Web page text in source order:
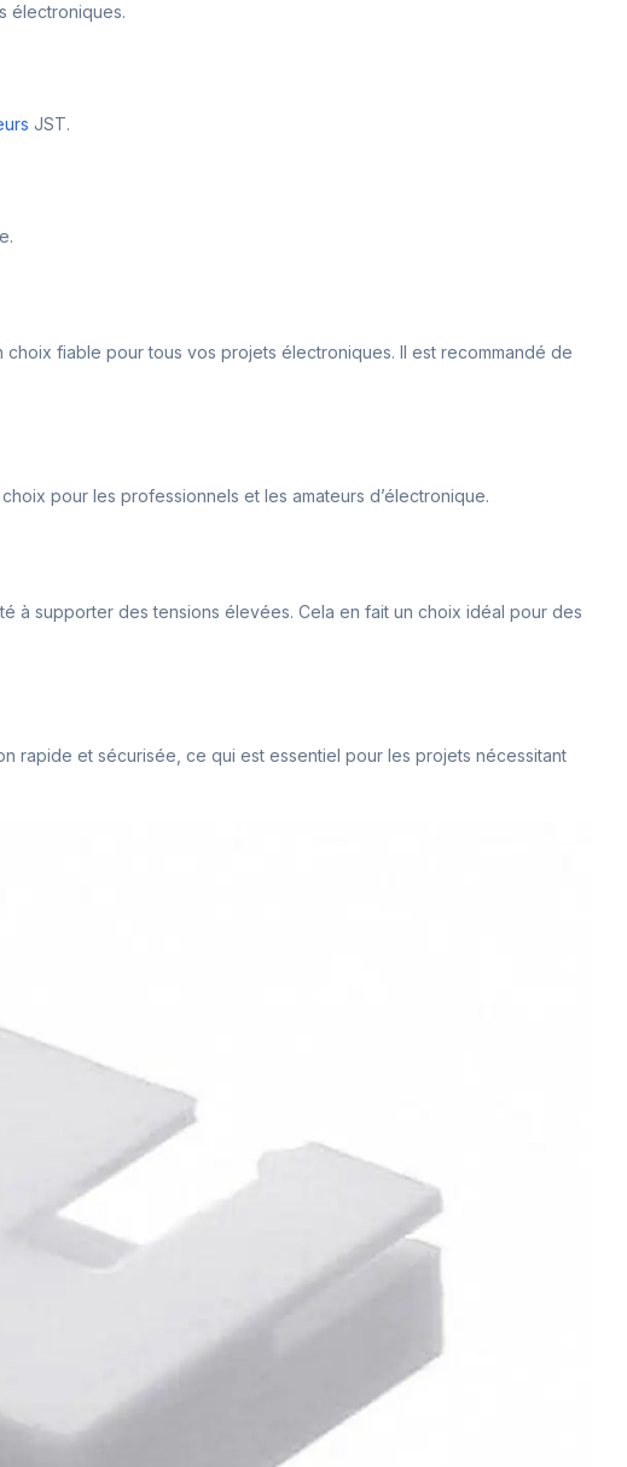
électroniques.
JST.
fiable pour tous vos projets électroniques. Il est recommandé de
pour les professionnels et les amateurs d’électronique.
à supporter des tensions élevées. Cela en fait un choix idéal pour des
rapide et sécurisée, ce qui est essentiel pour les projets nécessitant